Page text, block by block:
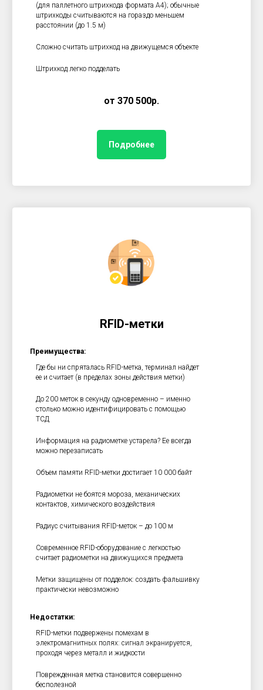
(для паллетного штрихкода формата А4); обычные
штрихкоды считываются на гораздо меньшем
расстоянии (до 1.5 м)
Сложно считать штрихкод на движущемся объекте
Штрихкод легко подделать
от 370 500р.
Подробнее
RFID-метки
Преимущества:
Где бы ни спряталась RFID-метка, терминал найдет
ее и считает (в пределах зоны действия метки)
До 200 меток в секунду одновременно – именно
столько можно идентифицировать с помощью
ТСД
Информация на радиометке устарела? Ее всегда
можно перезаписать
Объем памяти RFID-метки достигает 10 000 байт
Радиометки не боятся мороза, механических
контактов, химического воздействия
Радиус считывания RFID-меток – до 100 м
Современное RFID-оборудование с легкостью
считает радиометки на движущихся предмета
Метки защищены от подделок: создать фальшивку
практически невозможно
Недостатки:
RFID-метки подвержены помехам в
электромагнитных полях: сигнал экранируется,
проходя через металл и жидкости
Поврежденная метка становится совершенно
бесполезной